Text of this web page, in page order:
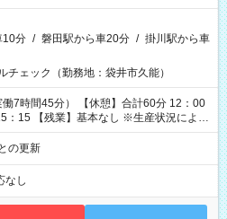
10分 / 磐田駅から車20分 / 掛川駅から車
チェック（勤務地：袋井市久能）
休憩】合計60分 12：00
産状況によ
する可能性あり
の更新
なし